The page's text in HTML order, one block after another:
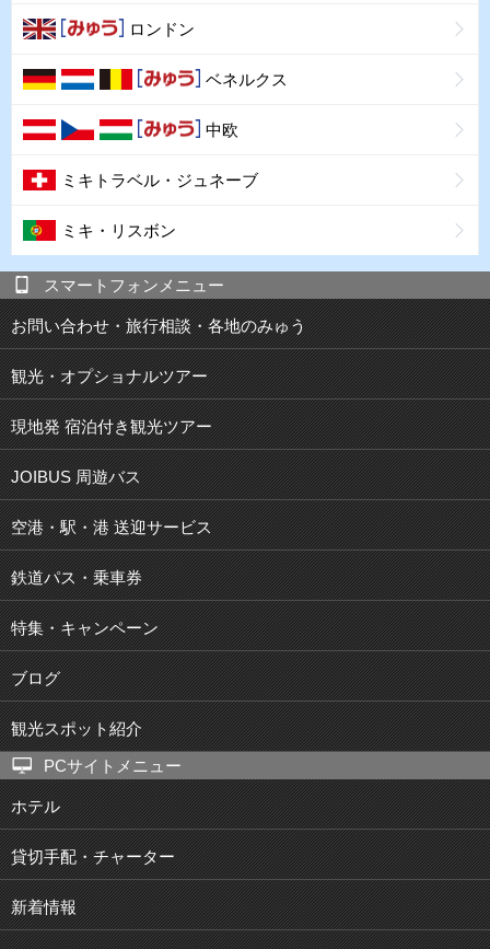
ロンドン
ベネルクス
中欧
ミキトラベル・ジュネーブ
ミキ・リスボン
スマートフォンメニュー
お問い合わせ・旅行相談・各地のみゅう
観光・オプショナルツアー
現地発 宿泊付き観光ツアー
JOIBUS 周遊バス
空港・駅・港 送迎サービス
鉄道パス・乗車券
特集・キャンペーン
ブログ
観光スポット紹介
PCサイトメニュー
ホテル
貸切手配・チャーター
新着情報